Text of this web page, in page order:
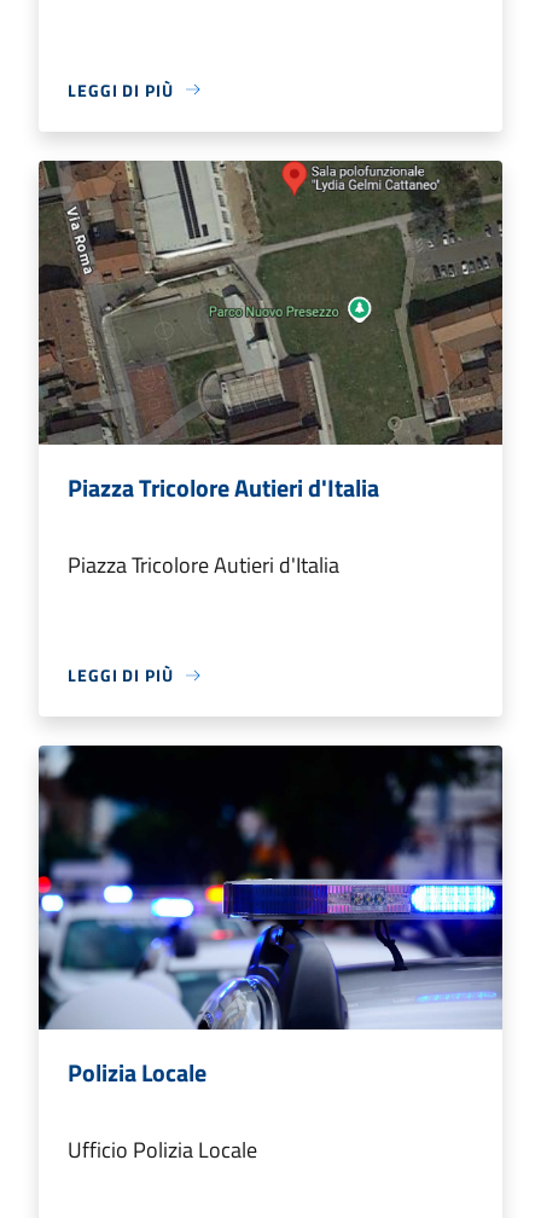
LEGGI DI PIÙ
Piazza Tricolore Autieri d'Italia
Piazza Tricolore Autieri d'Italia
LEGGI DI PIÙ
Polizia Locale
Ufficio Polizia Locale